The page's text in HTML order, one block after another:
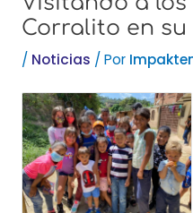
Corralito en su
/ Noticias / Por